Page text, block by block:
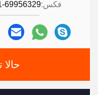
فکس:69956329